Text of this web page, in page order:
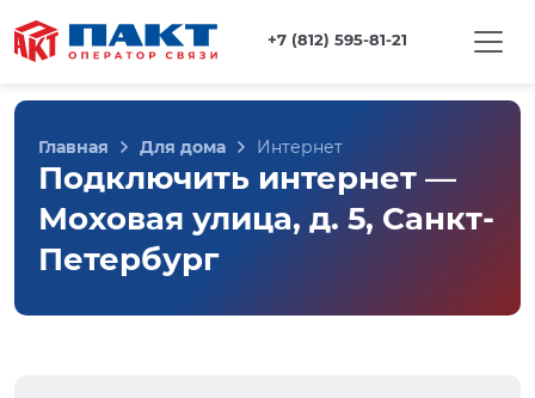
+7 (812) 595-81-21
Главная Для дома Интернет
Подключить интернет —
Моховая улица, д. 5, Санкт-
Петербург